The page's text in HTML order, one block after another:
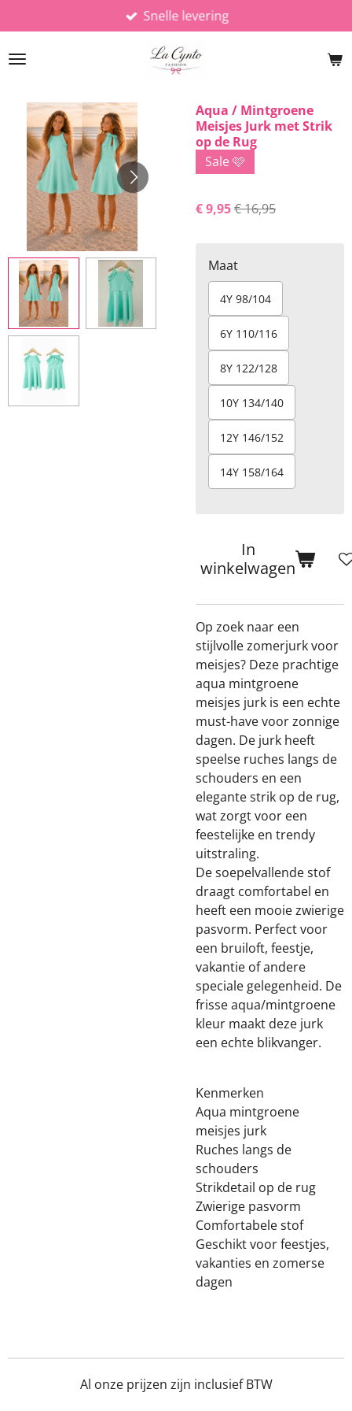
direct
naar
Snelle levering
Aqua / Mintgroene
Meisjes Jurk met Strik
op de Rug
Sale 🩷
€ 9,95€ 16,95
Maat
4Y 98/104
6Y 110/116
8Y 122/128
10Y 134/140
12Y 146/152
14Y 158/164
In
winkelwagen
Op zoek naar een
stijlvolle zomerjurk voor
meisjes? Deze prachtige
aqua mintgroene
meisjes jurk is een echte
must-have voor zonnige
dagen. De jurk heeft
speelse ruches langs de
schouders en een
elegante strik op de rug,
wat zorgt voor een
feestelijke en trendy
uitstraling.
De soepelvallende stof
draagt comfortabel en
heeft een mooie zwierige
pasvorm. Perfect voor
een bruiloft, feestje,
vakantie of andere
speciale gelegenheid. De
frisse aqua/mintgroene
kleur maakt deze jurk
een echte blikvanger.
Kenmerken
Aqua mintgroene
meisjes jurk
Ruches langs de
schouders
Strikdetail op de rug
Zwierige pasvorm
Comfortabele stof
Geschikt voor feestjes,
vakanties en zomerse
dagen
Al onze prijzen zijn inclusief BTW